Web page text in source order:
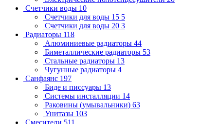
Счетчики воды 10
Счетчики для воды 15 5
Счетчики для воды 20 3
Радиаторы 118
Алюминиевые радиаторы 44
Биметаллические радиаторы 53
Стальные радиаторы 13
Чугунные радиаторы 4
Санфаянс 197
Биде и писсуары 13
Системы инсталляции 14
Раковины (умывальники) 63
Унитазы 103
Смесители 511